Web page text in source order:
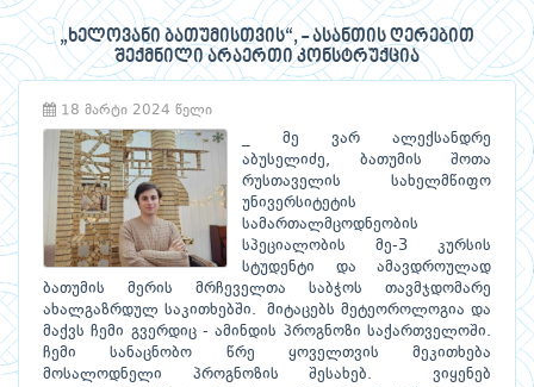
„ხელოვანი ბათუმისთვის“, - ასანთის ღერებით
შექმნილი არაერთი კონსტრუქცია
18 მარტი 2024 წელი
_ მე ვარ ალექსანდრე
აბუსელიძე, ბათუმის შოთა
რუსთაველის სახელმწიფო
უნივერსიტეტის
სამართალმცოდნეობის
სპეციალობის მე-3 კურსის
სტუდენტი და ამავდროულად
ბათუმის მერის მრჩეველთა საბჭოს თავმჯდომარე
ახალგაზრდულ საკითხებში. მიტაცებს მეტეოროლოგია და
მაქვს ჩემი გვერდიც - ამინდის პროგნოზი საქართველოში.
ჩემი სანაცნობო წრე ყოველთვის მეკითხება
მოსალოდნელი პროგნოზის შესახებ. ვიყენებ